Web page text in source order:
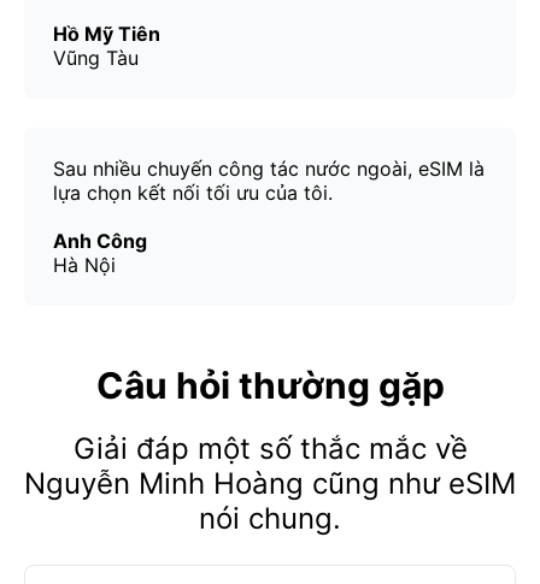
Hồ Mỹ Tiên
Vũng Tàu
Sau nhiều chuyến công tác nước ngoài, eSIM là
lựa chọn kết nối tối ưu của tôi.
Anh Công
Hà Nội
Câu hỏi thường gặp
Giải đáp một số thắc mắc về
Nguyễn Minh Hoàng cũng như eSIM
nói chung.